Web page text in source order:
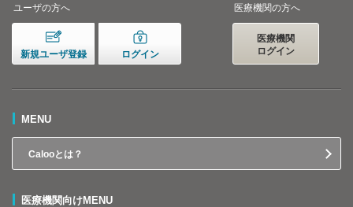
ユーザの方へ
新規ユーザ登録 ログイン
医療機関の方へ
医療機関
ログイン
MENU
Calooとは？
医療機関向けMENU